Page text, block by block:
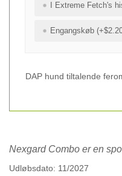
I Extreme Fetch's
Engangskøb
DAP hund tiltalende
Nexgard Combo er en
Udløbsdato: 11/2027